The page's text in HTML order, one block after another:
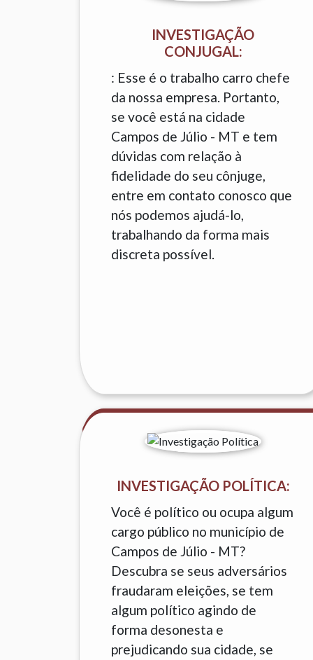
INVESTIGAÇÃO
CONJUGAL:
: Esse é o trabalho carro chefe
da nossa empresa. Portanto,
se você está na cidade
Campos de Júlio - MT e tem
dúvidas com relação à
fidelidade do seu cônjuge,
entre em contato conosco que
nós podemos ajudá-lo,
trabalhando da forma mais
discreta possível.
INVESTIGAÇÃO POLÍTICA:
Você é político ou ocupa algum
cargo público no município de
Campos de Júlio - MT?
Descubra se seus adversários
fraudaram eleições, se tem
algum político agindo de
forma desonesta e
prejudicando sua cidade, se